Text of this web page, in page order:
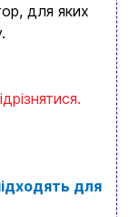
для яких
для